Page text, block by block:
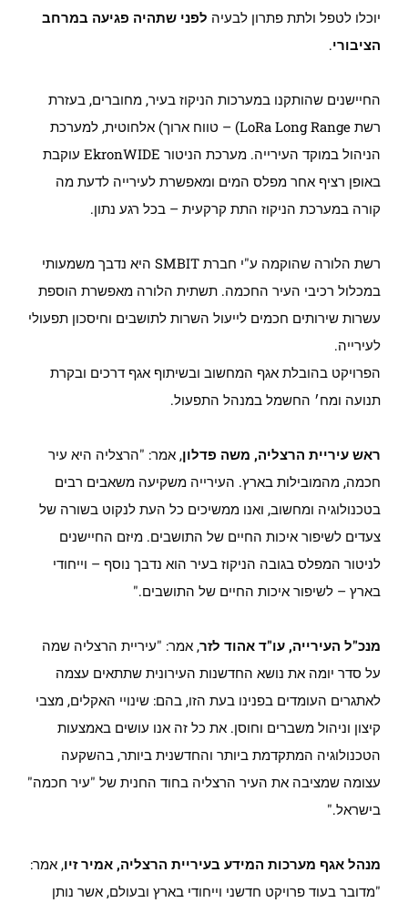
יוכלו לטפל ולתת פתרון לבעיה לפני שתהיה פגיעה במרחב
הציבורי.
החיישנים שהותקנו במערכות הניקוז בעיר, מחוברים, בעזרת
רשת LoRa Long Range) – טווח ארוך) אלחוטית, למערכת
הניהול במוקד העירייה. מערכת הניטור EkronWIDE עוקבת
באופן רציף אחר מפלס המים ומאפשרת לעירייה לדעת מה
קורה במערכת הניקוז התת קרקעית – בכל רגע נתון.
רשת הלורה שהוקמה ע"י חברת SMBIT היא נדבך משמעותי
במכלול רכיבי העיר החכמה. תשתית הלורה מאפשרת הוספת
עשרות שירותים חכמים לייעול השרות לתושבים וחיסכון תפעולי
לעירייה.
הפרויקט בהובלת אגף המחשוב ובשיתוף אגף דרכים ובקרת
תנועה ומח׳ החשמל במנהל התפעול.
ראש עיריית הרצליה, משה פדלון, אמר: "הרצליה היא עיר
חכמה, מהמובילות בארץ. העירייה משקיעה משאבים רבים
בטכנולוגיה ומחשוב, ואנו ממשיכים כל העת לנקוט בשורה של
צעדים לשיפור איכות החיים של התושבים. מיזם החיישנים
לניטור המפלס בגובה הניקוז בעיר הוא נדבך נוסף – וייחודי
בארץ – לשיפור איכות החיים של התושבים."
מנכ"ל העירייה, עו"ד אהוד לזר, אמר: "עיריית הרצליה שמה
על סדר יומה את נושא החדשנות העירונית שתתאים עצמה
לאתגרים העומדים בפנינו בעת הזו, בהם: שינויי האקלים, מצבי
קיצון וניהול משברים וחוסן. את כל זה אנו עושים באמצעות
הטכנולוגיה המתקדמת ביותר והחדשנית ביותר, בהשקעה
עצומה שמציבה את העיר הרצליה בחוד החנית של "עיר חכמה"
בישראל."
מנהל אגף מערכות המידע בעיריית הרצליה, אמיר זיו, אמר:
"מדובר בעוד פרויקט חדשני וייחודי בארץ ובעולם, אשר נותן